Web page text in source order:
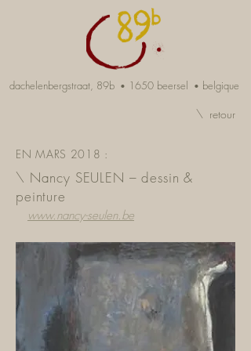
dachelenbergstraat, 89b • 1650 beersel • belgique
\ retour
EN MARS 2018 :
\ Nancy SEULEN – dessin &
peinture
www.nancy-seulen.be